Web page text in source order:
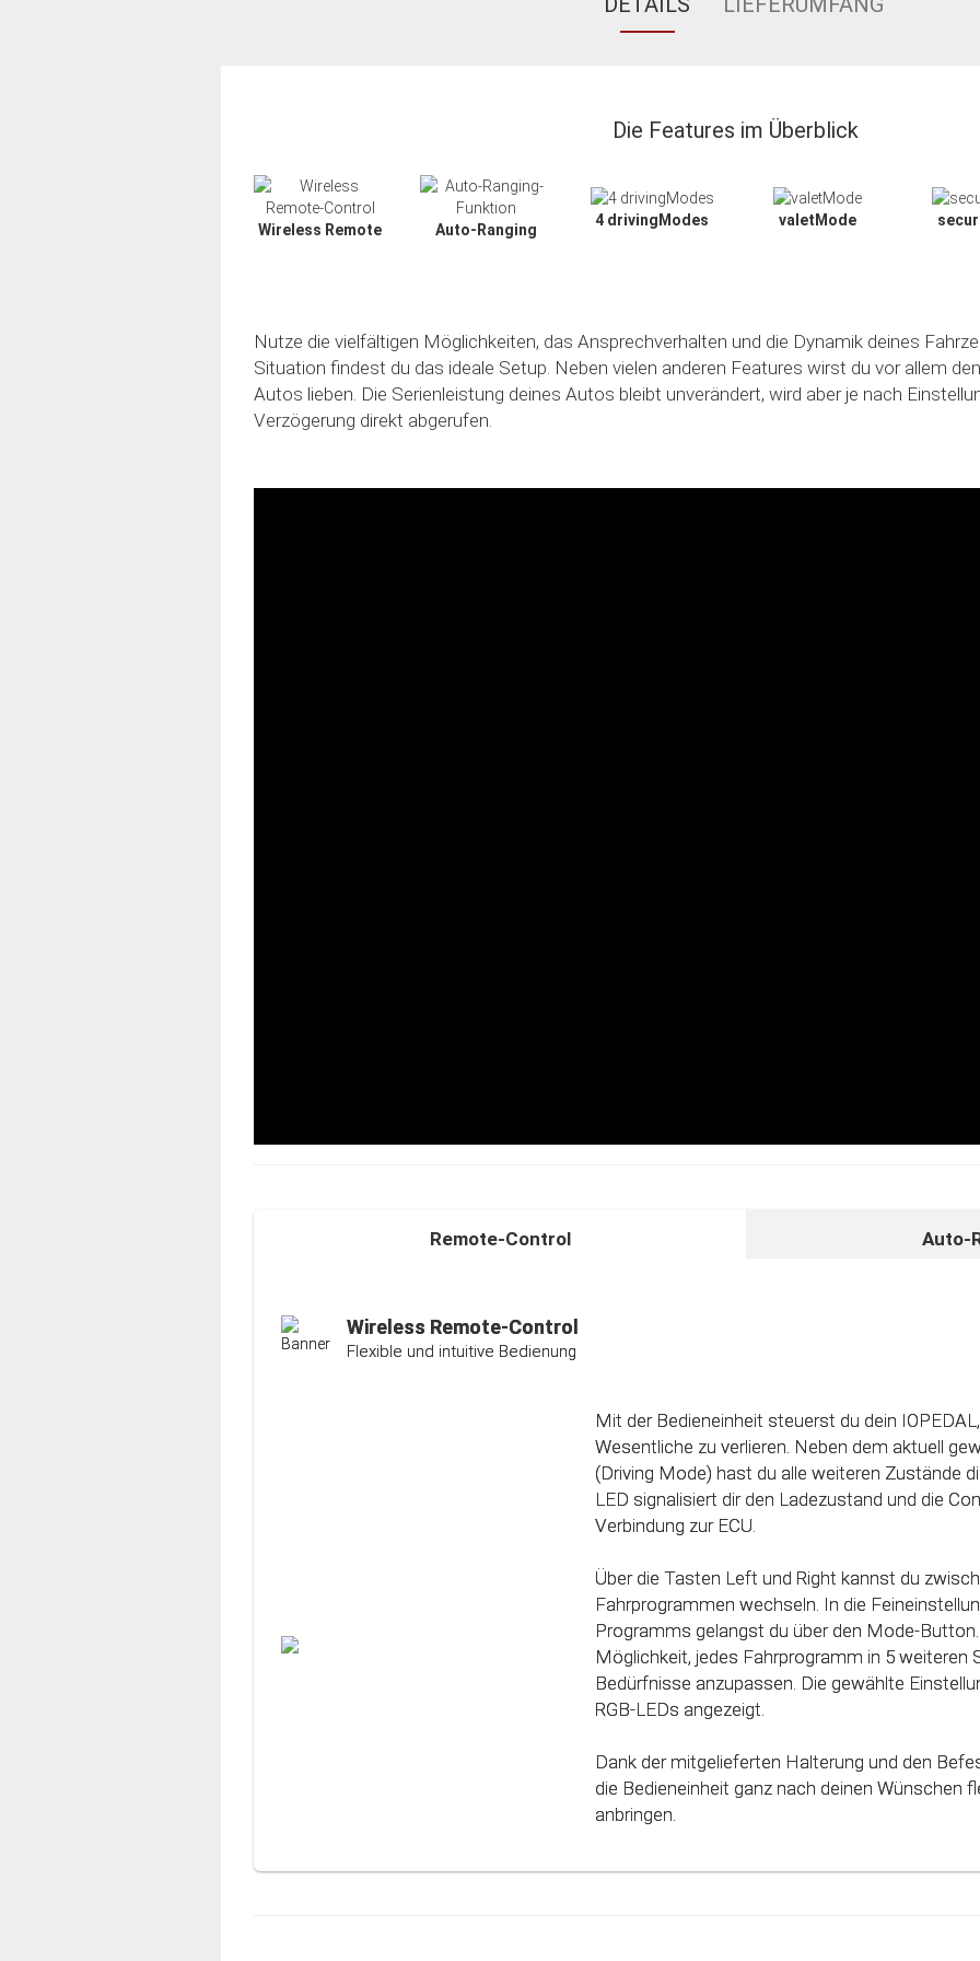
Die Features im Überblick
Wireless Remote Auto-Ranging
4 drivingModes valetMode
Nutze die vielfältigen Möglichkeiten, das Ansprechverhalten und die Dynamik deines
Situation findest du das ideale Setup. Neben vielen anderen Features wirst du vor allem
Autos lieben. Die Serienleistung deines Autos bleibt unverändert, wird aber je nach
Verzögerung direkt abgerufen.
Slide02
Remote-Control Auto-
Wireless Remote-Control
Flexible und intuitive Bedienung
Mit der Bedieneinheit steuerst du dein
Wesentliche zu verlieren. Neben dem aktuell
(Driving Mode) hast du alle weiteren Zustände
LED signalisiert dir den Ladezustand und die
Verbindung zur ECU.
Über die Tasten Left und Right kannst du
Fahrprogrammen wechseln. In die
Programms gelangst du über den Mode-
Möglichkeit, jedes Fahrprogramm in 5 weiteren
Bedürfnisse anzupassen. Die gewählte
RGB-LEDs angezeigt.
Dank der mitgelieferten Halterung und den
die Bedieneinheit ganz nach deinen Wünschen
anbringen.
Informationen des Gaspedals automatisch
optimierten individuellen Kennfeld verarbeitet.
einzelnen Fahrmodi (Fahrprogramme)
des Gaspedals angepasst. Mit Hilfe dieser
werden alle Potenziale deines Fahrzeuges